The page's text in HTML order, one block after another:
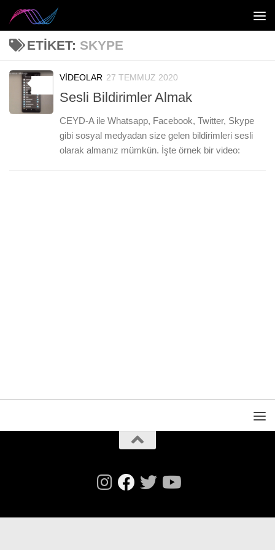
Skip to content
ETIKET: SKYPE
VIDEOLAR 27 TEMMUZ 2020
Sesli Bildirimler Almak
CEYD-A ile Whatsapp, Facebook, Twitter, Skype
gibi sosyal medyadan size gelen bildirimleri sesli
olarak almanız mümkün. İşte örnek bir video: